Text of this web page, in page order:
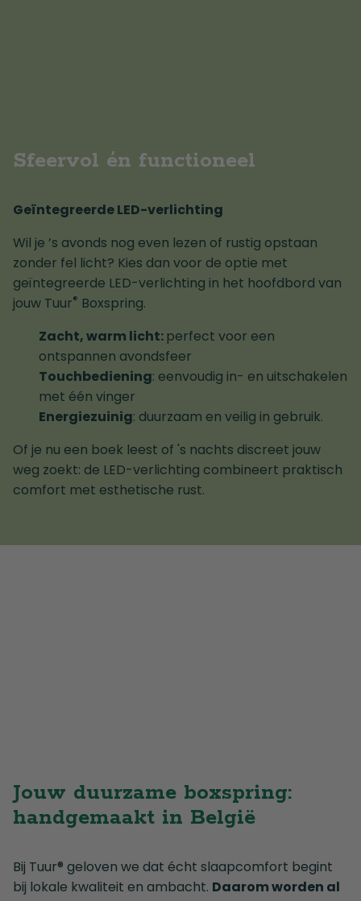
Sfeervol én functioneel
Geïntegreerde LED-verlichting
Wil je ’s avonds nog even lezen of rustig opstaan
zonder fel licht? Kies dan voor de optie met
geïntegreerde LED-verlichting in het hoofdbord van
jouw Tuur® Boxspring.
Zacht, warm licht: perfect voor een
ontspannen avondsfeer
Touchbediening: eenvoudig in- en uitschakelen
met één vinger
Energiezuinig: duurzaam en veilig in gebruik.
Of je nu een boek leest of 's nachts discreet jouw
weg zoekt: de LED-verlichting combineert praktisch
comfort met esthetische rust.
Jouw duurzame boxspring:
handgemaakt in België
Bij Tuur® geloven we dat écht slaapcomfort begint
bij lokale kwaliteit en ambacht. Daarom worden al